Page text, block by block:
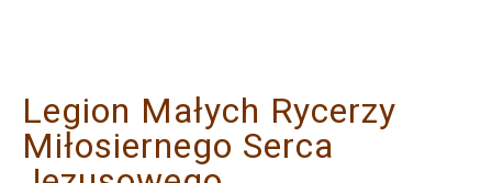
Legion Małych Rycerzy
Miłosiernego Serca